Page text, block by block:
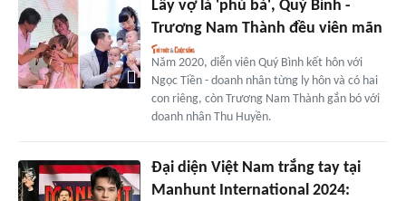
Lấy vợ là 'phú bà', Quý Bình -
Trương Nam Thành đều viên mãn
Năm 2020, diễn viên Quý Bình kết hôn với
Ngọc Tiền - doanh nhân từng ly hôn và có hai
con riêng, còn Trương Nam Thành gắn bó với
doanh nhân Thu Huyền.
Đại diện Việt Nam trắng tay tại
Manhunt International 2024: